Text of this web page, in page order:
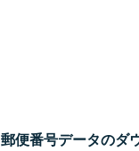
郵便番号データのダ